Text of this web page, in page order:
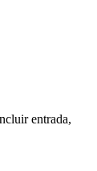
entrada,